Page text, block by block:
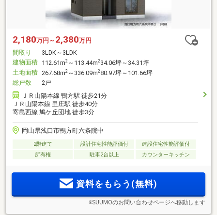
2,180万円～ 2,380万円
間取り
3LDK～3LDK
建物面積 112.61m2 ～113.44m2 34.06坪～34.31坪
土地面積 267.68m2 ～336.09m280.97坪～101.66坪
総戸数
2戸
ＪＲ山陽本線 鴨方駅 徒歩21分
ＪＲ山陽本線 里庄駅 徒歩40分
寄島西線 鳩ケ丘団地 徒歩3分
岡山県浅口市鴨方町六条院中
2階建て 設計住宅性能評価付
建設住宅性能評価付
所有権
駐車2台以上 カウンターキッチン
資料をもらう(無料)
※SUUMOのお問い合わせページへ移動します